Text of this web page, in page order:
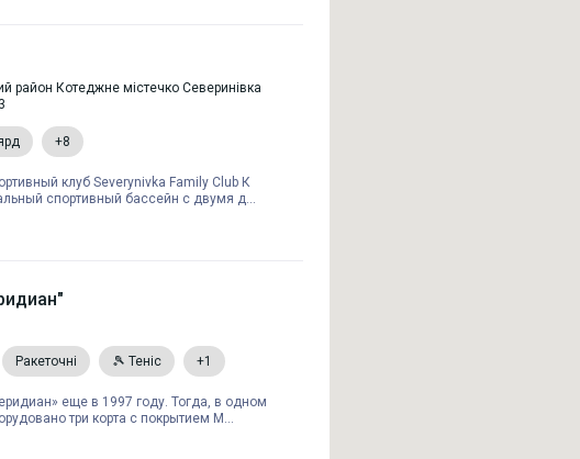
район Котеджне містечко Северинівка
+8
клуб Severynivka Family Club К
спортивный бассейн с двумя д...
Ракеточні 🎾 Теніс +1
еще в 1997 году. Тогда, в одном
три корта с покрытием M...